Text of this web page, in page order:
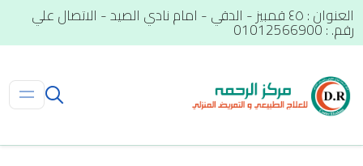
العنوان : ٤٥ قمبيز - الدقي - امام نادي الصيد - الاتصال علي
رقم. : 01012566900